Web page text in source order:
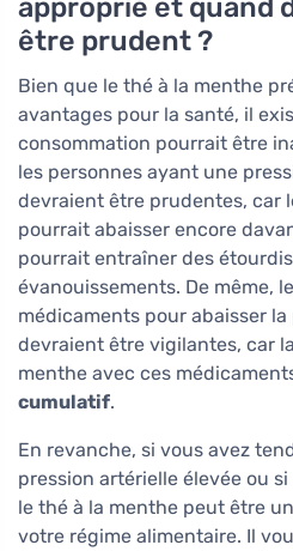
être prudent ?
Bien que le thé à la menthe
avantages pour la santé, il
consommation pourrait être
les personnes ayant une
devraient être prudentes, car
pourrait abaisser encore
pourrait entraîner des
évanouissements. De même,
médicaments pour abaisser
devraient être vigilantes, car
menthe avec ces
cumulatif.
En revanche, si vous avez
pression artérielle élevée ou
le thé à la menthe peut être
votre régime alimentaire. Il